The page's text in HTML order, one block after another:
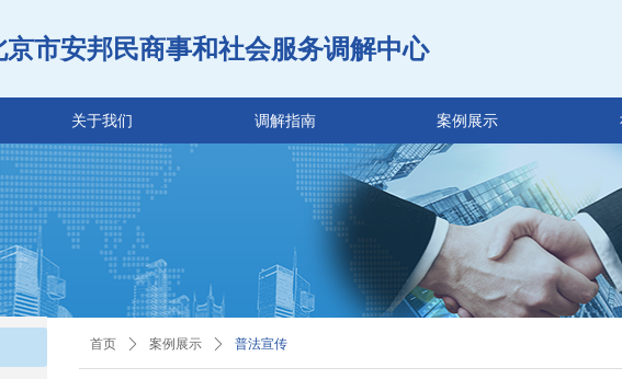
京市安邦民商事和社会服务调解中心
关于我们 调解指南 案例展示
首页 ꄲ 案例展示 ꄲ 普法宣传